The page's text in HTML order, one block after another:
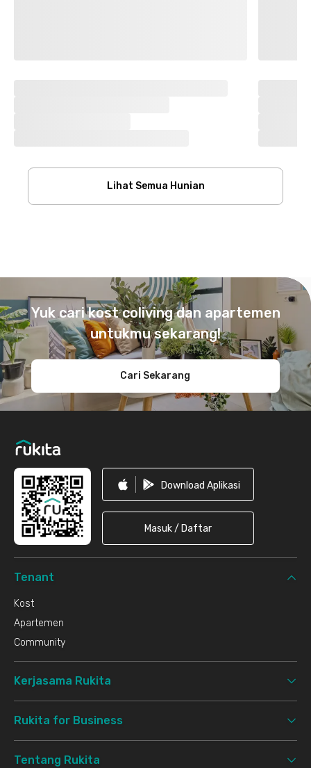
Lihat Semua Hunian
Yuk cari kost coliving dan apartemen
untukmu sekarang!
Cari Sekarang
Download Aplikasi
Masuk / Daftar
Tenant
Kost
Apartemen
Community
Kerjasama Rukita
Rukita for Business
Tentang Rukita